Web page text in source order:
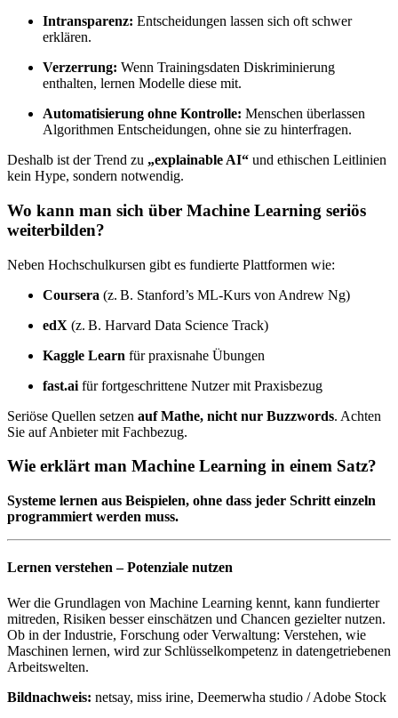
Intransparenz: Entscheidungen lassen sich oft schwer
erklären.
Verzerrung: Wenn Trainingsdaten Diskriminierung
enthalten, lernen Modelle diese mit.
Automatisierung ohne Kontrolle: Menschen überlassen
Algorithmen Entscheidungen, ohne sie zu hinterfragen.
Deshalb ist der Trend zu „explainable AI“ und ethischen Leitlinien
kein Hype, sondern notwendig.
Wo kann man sich über Machine Learning seriös
weiterbilden?
Neben Hochschulkursen gibt es fundierte Plattformen wie:
Coursera (z. B. Stanford’s ML-Kurs von Andrew Ng)
edX (z. B. Harvard Data Science Track)
Kaggle Learn für praxisnahe Übungen
fast.ai für fortgeschrittene Nutzer mit Praxisbezug
Seriöse Quellen setzen auf Mathe, nicht nur Buzzwords. Achten
Sie auf Anbieter mit Fachbezug.
Wie erklärt man Machine Learning in einem Satz?
Systeme lernen aus Beispielen, ohne dass jeder Schritt einzeln
programmiert werden muss.
Lernen verstehen – Potenziale nutzen
Wer die Grundlagen von Machine Learning kennt, kann fundierter
mitreden, Risiken besser einschätzen und Chancen gezielter nutzen.
Ob in der Industrie, Forschung oder Verwaltung: Verstehen, wie
Maschinen lernen, wird zur Schlüsselkompetenz in datengetriebenen
Arbeitswelten.
Bildnachweis: netsay, miss irine, Deemerwha studio / Adobe Stock